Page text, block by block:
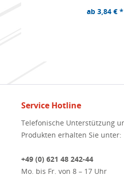
ab 3,84 € *
Service Hotline
Telefonische Unterstützung
Produkten erhalten Sie unter:
+49 (0) 621 48 242-44
Mo. bis Fr. von 8 – 17 Uhr